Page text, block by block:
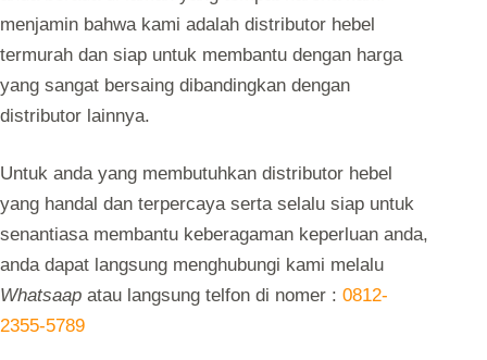
menjamin bahwa kami adalah distributor hebel
termurah dan siap untuk membantu dengan harga
yang sangat bersaing dibandingkan dengan
distributor lainnya.
Untuk anda yang membutuhkan distributor hebel
yang handal dan terpercaya serta selalu siap untuk
senantiasa membantu keberagaman keperluan anda,
anda dapat langsung menghubungi kami melalu
Whatsaap atau langsung telfon di nomer : 0812-
2355-5789